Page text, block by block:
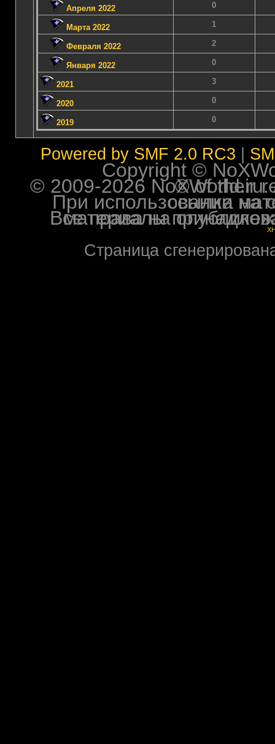
Апреля 2022 0
Марта 2022 1
Февраля 2022 2
Января 2022 0
2021 3
2020 0
2019 0
Powered by SMF 2.0 RC3
Copyright ©
© 2009-2026 NoXWorld.ru. All
При использовании
Все права на опубликованные на форуме
Страница